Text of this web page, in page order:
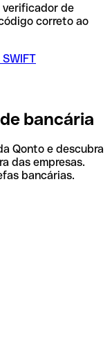
verificador de
correto ao
bancária
Qonto e descubra
das empresas.
bancárias.